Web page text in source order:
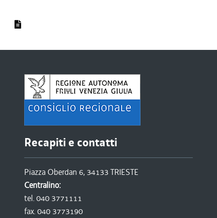
Recapiti e contatti
Piazza Oberdan 6, 34133 TRIESTE
Centralino:
tel. 040 3771111
fax. 040 3773190